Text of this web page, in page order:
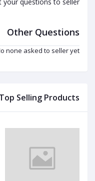
Top Selling Products
your questions to seller
Other Questions
none asked to seller yet